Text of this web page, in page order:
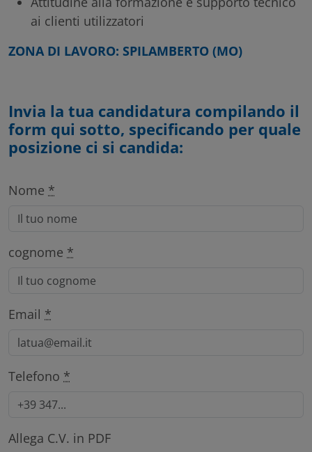
ai clienti utilizzatori
ZONA DI LAVORO: SPILAMBERTO (MO)
Invia la tua candidatura compilando il
form qui sotto, specificando per quale
posizione ci si candida:
Nome *
cognome *
Email *
Telefono *
Allega C.V. in PDF